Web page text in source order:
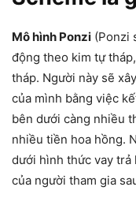
Mô hình Ponzi (Ponzi
động theo kim tự
tháp. Người này sẽ
của mình bằng việc
bên dưới càng nhiều
nhiều tiền hoa hồng.
dưới hình thức vay trả
của người tham gia